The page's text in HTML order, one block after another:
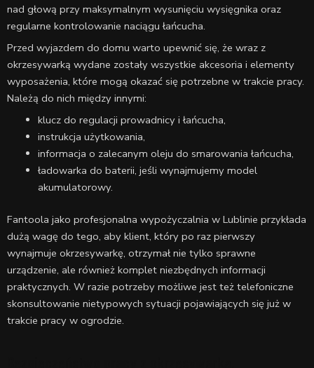
nad głową przy maksymalnym wysunięciu wysięgnika oraz
regularne kontrolowanie naciągu łańcucha.
Przed wyjazdem do domu warto upewnić się, że wraz z
okrzesywarką wydane zostały wszystkie akcesoria i elementy
wyposażenia, które mogą okazać się potrzebne w trakcie pracy.
Należą do nich między innymi:
klucz do regulacji prowadnicy i łańcucha,
instrukcja użytkowania,
informacja o zalecanym oleju do smarowania łańcucha,
ładowarka do baterii, jeśli wynajmujemy model
akumulatorowy.
Fantoola jako profesjonalna wypożyczalnia w Lublinie przykłada
dużą wagę do tego, aby klient, który po raz pierwszy
wynajmuje okrzesywarkę, otrzymał nie tylko sprawne
urządzenie, ale również komplet niezbędnych informacji
praktycznych. W razie potrzeby możliwe jest też telefoniczne
skonsultowanie nietypowych sytuacji pojawiających się już w
trakcie pracy w ogrodzie.